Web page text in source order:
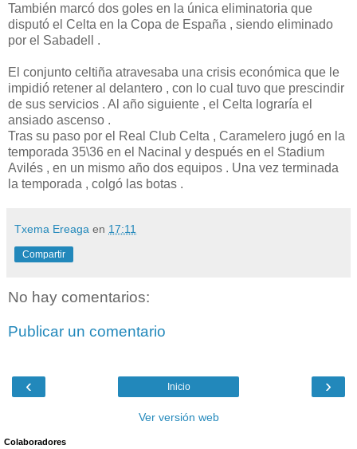
También marcó dos goles en la única eliminatoria que
disputó el Celta en la Copa de España , siendo eliminado
por el Sabadell .
El conjunto celtiña atravesaba una crisis económica que le
impidió retener al delantero , con lo cual tuvo que prescindir
de sus servicios . Al año siguiente , el Celta lograría el
ansiado ascenso .
Tras su paso por el Real Club Celta , Caramelero jugó en la
temporada 35\36 en el Nacinal y después en el Stadium
Avilés , en un mismo año dos equipos . Una vez terminada
la temporada , colgó las botas .
Txema Ereaga en 17:11
Compartir
No hay comentarios:
Publicar un comentario
‹ ›
Inicio
Ver versión web
Colaboradores